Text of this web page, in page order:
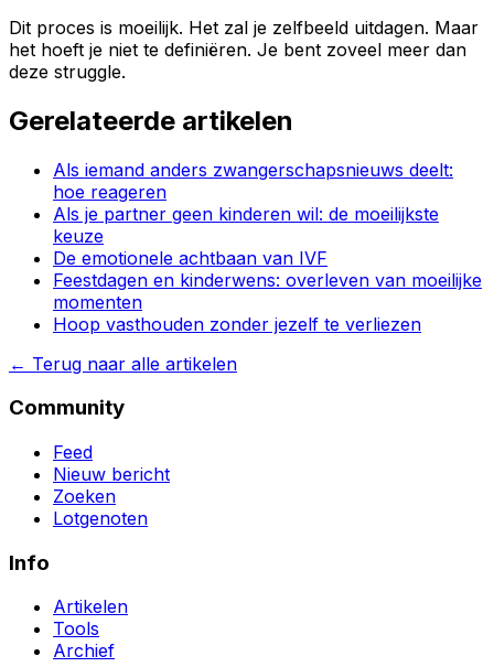
Dit proces is moeilijk. Het zal je zelfbeeld uitdagen. Maar
het hoeft je niet te definiëren. Je bent zoveel meer dan
deze struggle.
Gerelateerde artikelen
Als iemand anders zwangerschapsnieuws deelt:
hoe reageren
Als je partner geen kinderen wil: de moeilijkste
keuze
De emotionele achtbaan van IVF
Feestdagen en kinderwens: overleven van moeilijke
momenten
Hoop vasthouden zonder jezelf te verliezen
← Terug naar alle artikelen
Community
Feed
Nieuw bericht
Zoeken
Lotgenoten
Info
Artikelen
Tools
Archief